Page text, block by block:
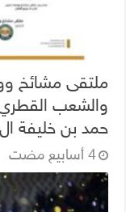
ملتقى مشائخ
والشعب القطري
حمد بن خليفة
‏4 أسابيع مضت